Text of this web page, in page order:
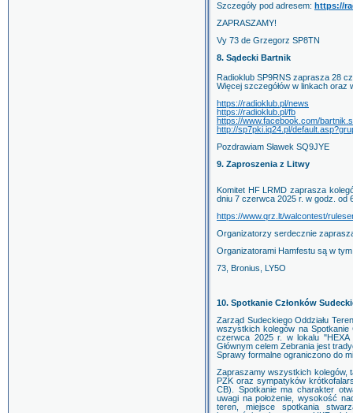
Szczegóły pod adresem: https://
ZAPRASZAMY!
Vy 73 de Grzegorz SP8TN
8. Sądecki Bartnik
Radioklub SP9RNS zaprasza 28
Więcej szczegółów w linkach oraz
https://radioklub.pl/news
https://radioklub.pl/fb
https://www.facebook.com/
http://sp7pki.iq24.pl/
Pozdrawiam Sławek SQ9JYE
9. Zaproszenia z Litwy
Komitet HF LRMD zaprasza
dniu 7 czerwca 2025 r. w godz. od
https://www.qrz.lt/walcontest/
Organizatorzy serdecznie
Organizatorami Hamfestu są w
73, Bronius, LY5O
10. Spotkanie Członków
Zarząd Sudeckiego Oddziału
wszystkich kolegów na Spotkanie
czerwca 2025 r. w lokalu
Głównym celem Zebrania jest
Sprawy formalne ograniczono do
Zapraszamy wszystkich kolegów,
PZK oraz sympatyków
CB). Spotkanie ma charakter
uwagi na położenie, wysokość
teren, miejsce spotkania